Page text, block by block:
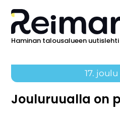
Haminan talousalueen uutislehti
17.
Jouluruualla on